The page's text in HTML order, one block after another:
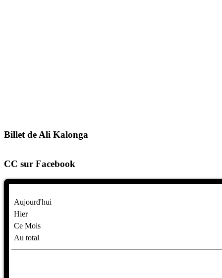
Billet de Ali Kalonga
CC sur Facebook
Aujourd'hui
Hier
Ce Mois
Au total